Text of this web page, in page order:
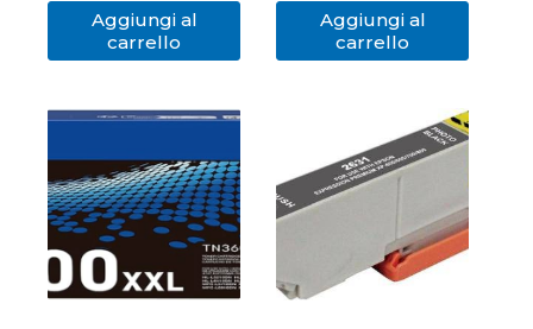
Aggiungi al
carrello
Aggiungi al
carrello